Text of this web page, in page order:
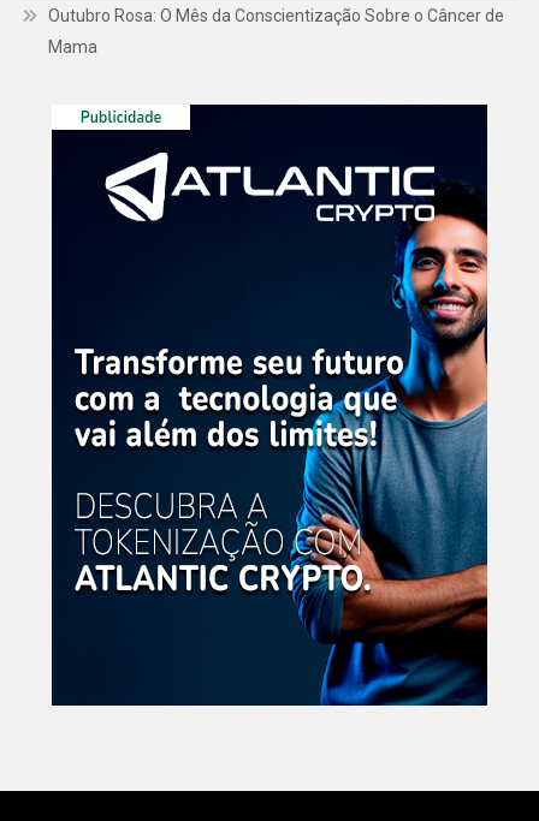
Outubro Rosa: O Mês da Conscientização Sobre o Câncer de
Mama